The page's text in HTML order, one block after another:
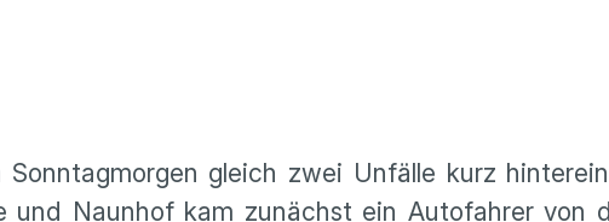
gleich zwei Unfälle kurz
und Naunhof kam zunächst ein Autofahrer von